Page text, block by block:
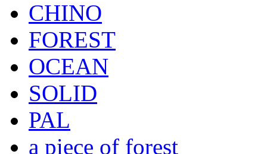
CHINO
FOREST
OCEAN
SOLID
PAL
a piece of forest